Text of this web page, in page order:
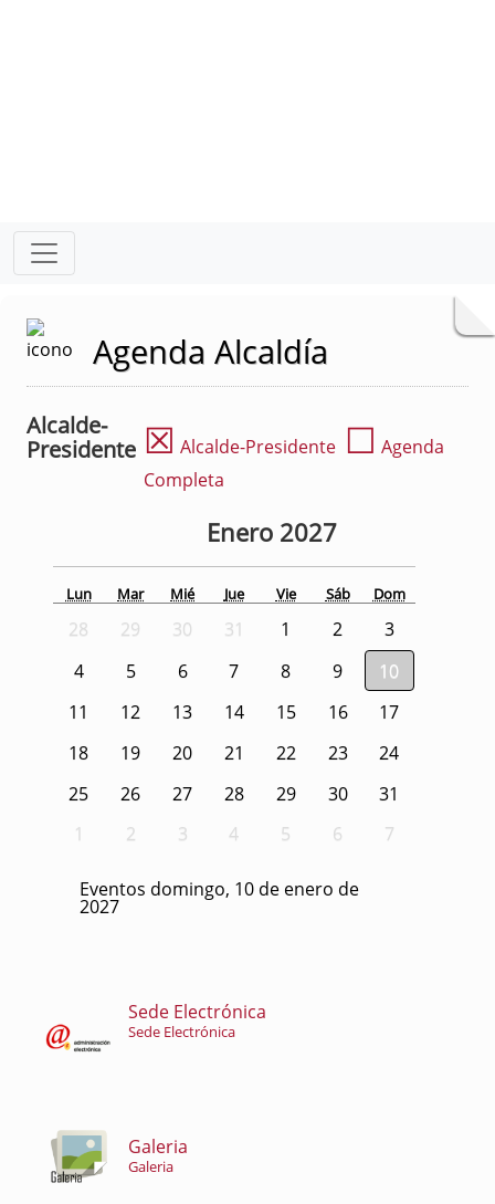
Agenda Alcaldía
Alcalde-
Presidente ☒ Alcalde-Presidente ☐ Agenda
Completa
Enero 2027
Lun Mar Mié Jue Vie Sáb Dom
28 29 30 31 1 2
3
4
5 6 7 8 9
10
11
12 13 14 15 16
17
18
19 20 21 22 23
24
25
26 27 28 29 30
31
1
2 3 4 5 6 7
Eventos domingo, 10 de enero de
2027
Sede Electrónica
Sede Electrónica
Galeria
Galeria